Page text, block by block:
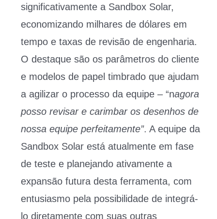
significativamente a Sandbox Solar,
economizando milhares de dólares em
tempo e taxas de revisão de engenharia.
O destaque são os parâmetros do cliente
e modelos de papel timbrado que ajudam
a agilizar o processo da equipe – “nagora
posso revisar e carimbar os desenhos de
nossa equipe perfeitamente”. A equipe da
Sandbox Solar está atualmente em fase
de teste e planejando ativamente a
expansão futura desta ferramenta, com
entusiasmo pela possibilidade de integrá-
lo diretamente com suas outras